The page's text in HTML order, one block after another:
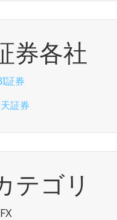
券各社
証券
証券
テゴリ
FX